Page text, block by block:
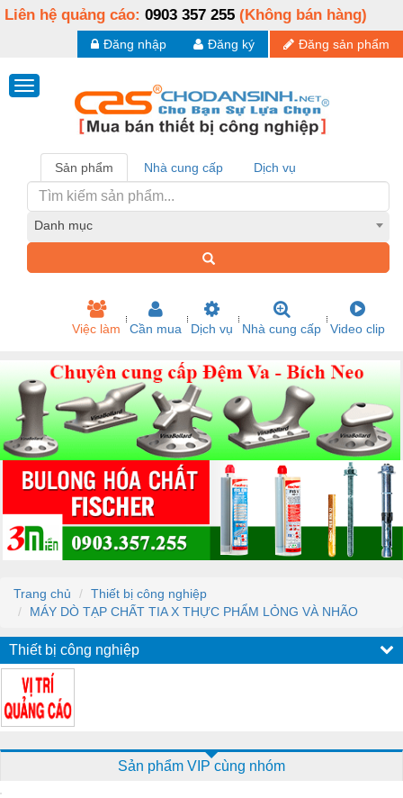
Liên hệ quảng cáo: 0903 357 255 (Không bán hàng)
Đăng sản phẩm
Đăng ký
Đăng nhập
Sản phẩm Nhà cung cấp Dịch vụ
Danh mục
Việc làm Cần mua Dịch vụ Nhà cung cấp Video clip
Trang chủ
Thiết bị công nghiệp
MÁY DÒ TẠP CHẤT TIA X THỰC PHẨM LỎNG VÀ NHÃO
Thiết bị công nghiệp
Sản phẩm VIP cùng nhóm